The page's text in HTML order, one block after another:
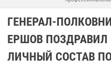
ГЕНЕРАЛ-
ЕРШОВ ПОЗДРАВИЛ
ЛИЧНЫЙ СОСТАВ